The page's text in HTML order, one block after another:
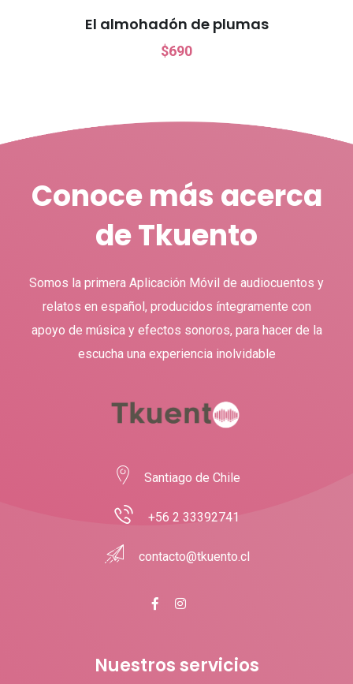
Una rosa para Emilia
$990
Conoce más acerca
de Tkuento
Somos la primera Aplicación Móvil de audiocuentos y
relatos en español, producidos íntegramente con
apoyo de música y efectos sonoros, para hacer de la
escucha una experiencia inolvidable
Santiago de Chile
+56 2 33392741
contacto@tkuento.cl
Nuestros servicios